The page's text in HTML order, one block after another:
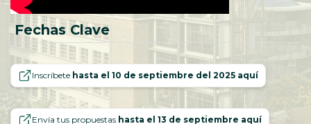
Fechas Clave
Inscríbete hasta el 10 de septiembre del 2025 aquí
Envía tus propuestas hasta el 13 de septiembre aquí